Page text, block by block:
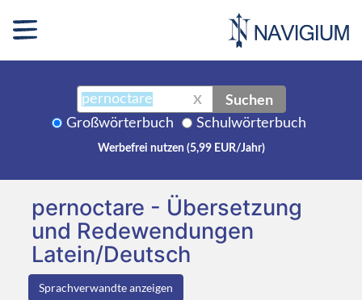
X Suchen
Großwörterbuch Schulwörterbuch
Werbefrei nutzen (5,99 EUR/Jahr)
pernoctare - Übersetzung
und Redewendungen
Latein/Deutsch
Sprachverwandte anzeigen